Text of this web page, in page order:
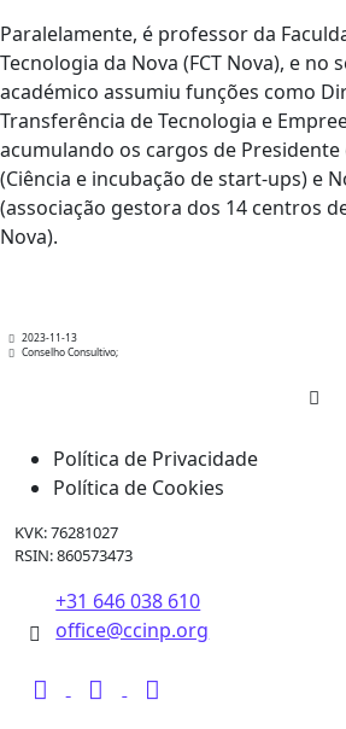
Paralelamente, é professor da
Tecnologia da Nova (FCT Nova), e no
académico assumiu funções como
Transferência de Tecnologia e
acumulando os cargos de Presidente
(Ciência e incubação de start-ups) e
(associação gestora dos 14 centros
Nova).
2023-11-13
Conselho Consultivo;
Política de Privacidade
Política de Cookies
KVK: 76281027
RSIN: 860573473
+31 646 038 610
office@ccinp.org